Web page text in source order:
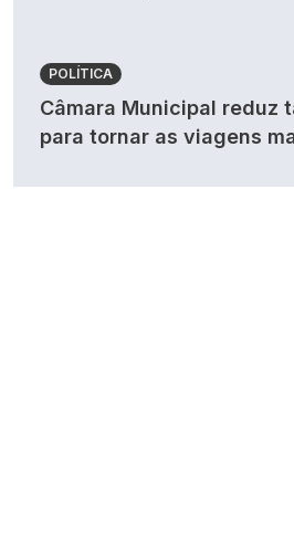
POLÍTICA
Câmara Municipal reduz
para tornar as viagens